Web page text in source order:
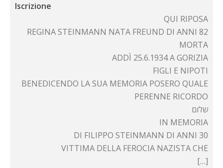
Iscrizione
QUI RIPOSA
REGINA STEINMANN NATA FREUND DI ANNI 82
MORTA
ADDÌ 25.6.1934 A GORIZIA
FIGLI E NIPOTI
BENEDICENDO LA SUA MEMORIA POSERO QUALE
PERENNE RICORDO
שלום
IN MEMORIA
DI FILIPPO STEINMANN DI ANNI 30
VITTIMA DELLA FEROCIA NAZISTA CHE
[…]